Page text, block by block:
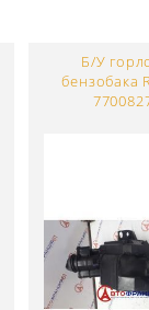
Б/У
бензобака